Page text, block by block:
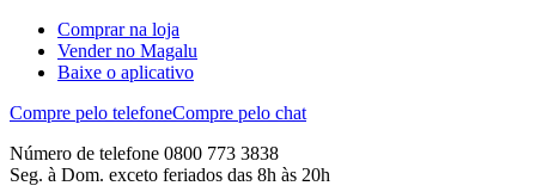
Comprar na loja
Vender no Magalu
Baixe o aplicativo
Compre pelo telefoneCompre pelo chat
Número de telefone 0800 773 3838
Seg. à Dom. exceto feriados das 8h às 20h